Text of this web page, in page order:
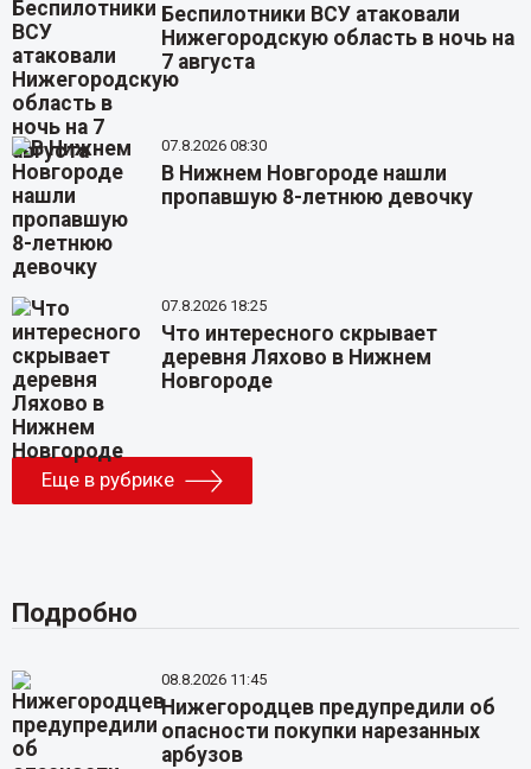
Беспилотники ВСУ атаковали
Нижегородскую область в ночь на
7 августа
07.8.2026 08:30
В Нижнем Новгороде нашли
пропавшую 8-летнюю девочку
07.8.2026 18:25
Что интересного скрывает
деревня Ляхово в Нижнем
Новгороде
Еще в рубрике
Подробно
08.8.2026 11:45
Нижегородцев предупредили об
опасности покупки нарезанных
арбузов